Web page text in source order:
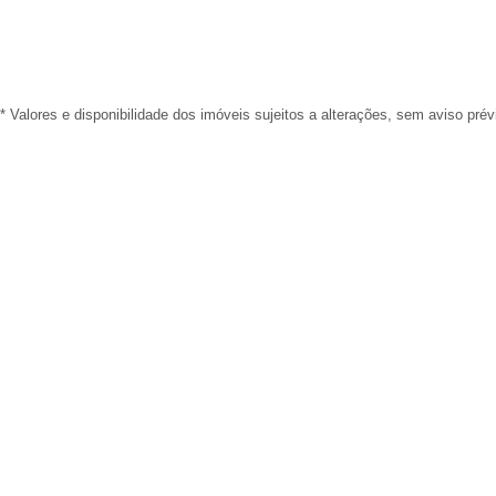
* Valores e disponibilidade dos imóveis sujeitos a alterações, sem aviso